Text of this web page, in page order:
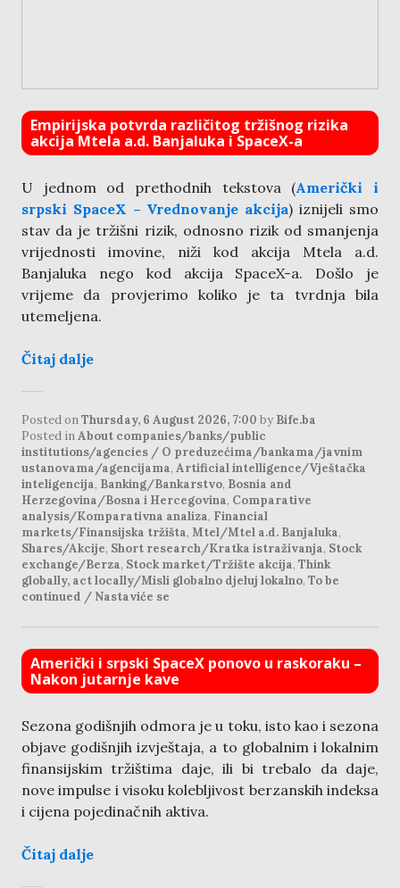
Empirijska potvrda različitog tržišnog rizika
akcija Mtela a.d. Banjaluka i SpaceX-a
U jednom od prethodnih tekstova (Američki i
srpski SpaceX – Vrednovanje akcija) iznijeli smo
stav da je tržišni rizik, odnosno rizik od smanjenja
vrijednosti imovine, niži kod akcija Mtela a.d.
Banjaluka nego kod akcija SpaceX-a. Došlo je
vrijeme da provjerimo koliko je ta tvrdnja bila
utemeljena.
Čitaj dalje
Posted onThursday, 6 August 2026, 7:00 by Bife.ba
Posted inAbout companies/banks/public
institutions/agencies / O preduzećima/bankama/javnim
ustanovama/agencijama, Artificial intelligence/Vještačka
inteligencija, Banking/Bankarstvo, Bosnia and
Herzegovina/Bosna i Hercegovina, Comparative
analysis/Komparativna analiza, Financial
markets/Finansijska tržišta, Mtel/Mtel a.d. Banjaluka,
Shares/Akcije, Short research/Kratka istraživanja, Stock
exchange/Berza, Stock market/Tržište akcija, Think
globally, act locally/Misli globalno djeluj lokalno, To be
continued / Nastaviće se
Američki i srpski SpaceX ponovo u raskoraku –
Nakon jutarnje kave
Sezona godišnjih odmora je u toku, isto kao i sezona
objave godišnjih izvještaja, a to globalnim i lokalnim
finansijskim tržištima daje, ili bi trebalo da daje,
nove impulse i visoku kolebljivost berzanskih indeksa
i cijena pojedinačnih aktiva.
Čitaj dalje